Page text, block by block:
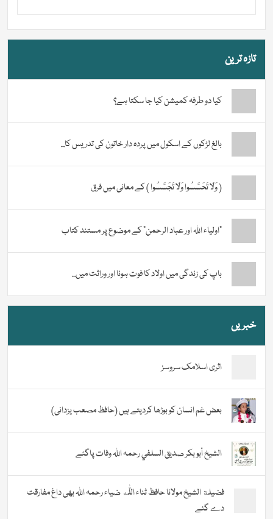
تازہ ترین
کیا دو طرفہ کمیشن کیا جا سکتا ہے؟
بالغ لڑکوں کے اسکول میں پردہ دار خاتون کی تدریس کا...
( وَلَا تَحَسَّسُوا وَلَا تَجَسَّسُوا ) کے معانی میں فرق
“اولیاء اللہ اور عباد الرحمن” کے موضوع پر مستند کتاب
باپ کی زندگی میں اولاد کا فوت ہونا اور وراثت میں...
خبریں
اثری اسلامک سروسز
بعض غم انسان کو بوڑھا کردیتے ہیں (حافظ مصعب یزدانی)
الشيخ أبو بكر صديق السلفي رحمہ اللہ وفات پاگئے
فضیلة الشيخ مولانا حافظ ثناء اللّٰه ضیاء رحمہ اللہ بھی داغ مفارقت
دے گئے